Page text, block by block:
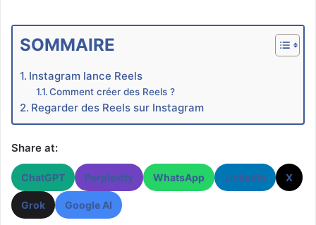
SOMMAIRE
Instagram lance Reels
Comment créer des Reels ?
Regarder des Reels sur Instagram
Share at:
ChatGPT Perplexity WhatsApp LinkedIn X
Grok Google AI